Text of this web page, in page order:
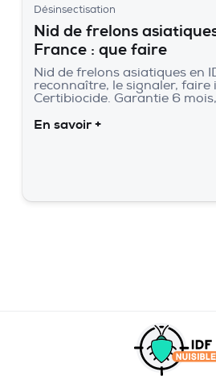
Désinsectisation
Nid de frelons
France : que faire
Nid de frelons asiatiques en
reconnaître, le signaler,
Certibiocide. Garantie 6
En savoir +